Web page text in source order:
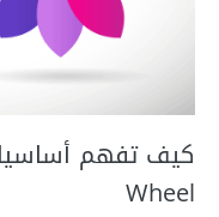
Wheel